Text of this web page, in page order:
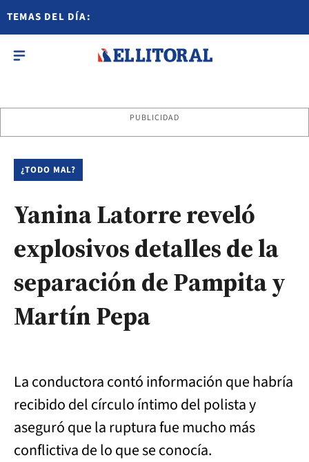
TEMAS DEL DÍA:
PUBLICIDAD
¿TODO MAL?
Yanina Latorre reveló
explosivos detalles de la
separación de Pampita y
Martín Pepa
La conductora contó información que habría
recibido del círculo íntimo del polista y
aseguró que la ruptura fue mucho más
conflictiva de lo que se conocía.